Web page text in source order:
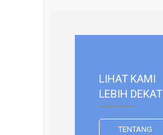
LIHAT KAMI
LEBIH DEKAT
TENTANG